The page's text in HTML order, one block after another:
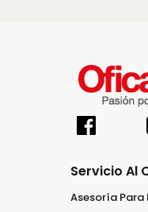
Servicio Al
Asesoría